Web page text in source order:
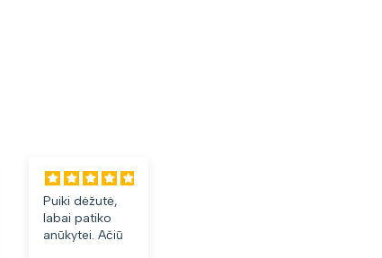
Puiki dėžutė,
labai patiko
anūkytei. Ačiū